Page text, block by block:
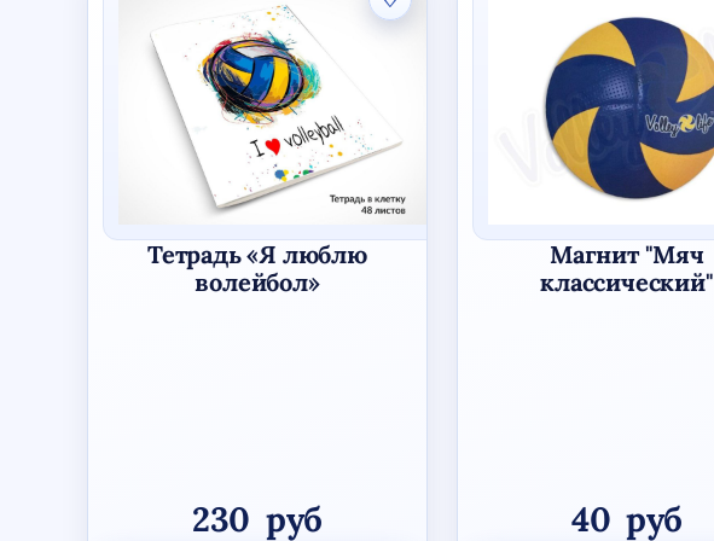
Тетрадь «Я люблю
волейбол»
230 руб
Магнит "Мяч
классический"
40 руб